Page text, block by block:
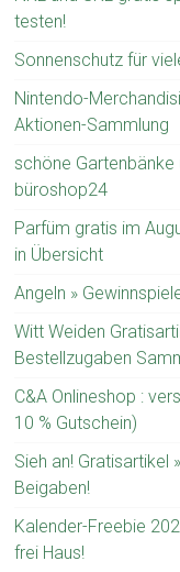
testen!
Sonnenschutz für
Nintendo-
Aktionen-Sammlung
schöne
büroshop24
Parfüm gratis im
in Übersicht
Angeln »
Witt Weiden
Bestellzugaben
C&A Onlineshop :
10 % Gutschein)
Sieh an! Gratisartikel
Beigaben!
Kalender-Freebie
frei Haus!